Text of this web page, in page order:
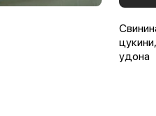
удона